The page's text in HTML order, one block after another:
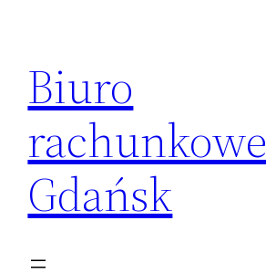
treści
Biuro
rachunkowe
Gdańsk